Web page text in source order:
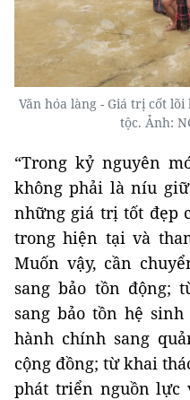
Văn hóa làng - Giá trị cốt
tộc. Ảnh:
“Trong kỷ nguyên
không phải là níu
những giá trị tốt đẹp
trong hiện tại và
Muốn vậy, cần
sang bảo tồn động;
sang bảo tồn hệ
hành chính sang
cộng đồng; từ khai
phát triển nguồn lực